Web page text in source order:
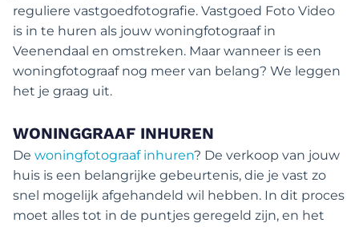
reguliere vastgoedfotografie. Vastgoed Foto Video
is in te huren als jouw woningfotograaf in
Veenendaal en omstreken. Maar wanneer is een
woningfotograaf nog meer van belang? We leggen
het je graag uit.
WONINGGRAAF INHUREN
De woningfotograaf inhuren? De verkoop van jouw
huis is een belangrijke gebeurtenis, die je vast zo
snel mogelijk afgehandeld wil hebben. In dit proces
moet alles tot in de puntjes geregeld zijn, en het